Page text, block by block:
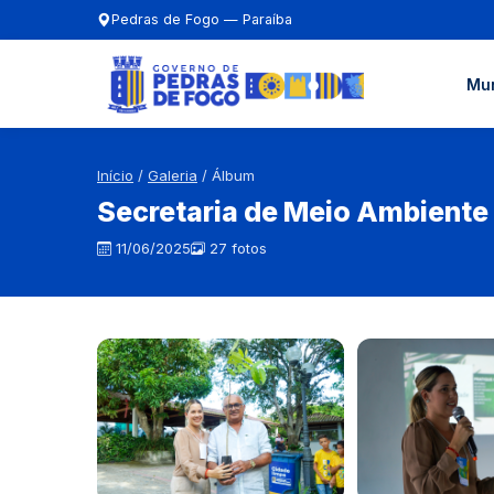
Pedras de Fogo — Paraíba
Início / Galeria / Álbum
Secretaria de Meio
11/06/2025 27 fotos